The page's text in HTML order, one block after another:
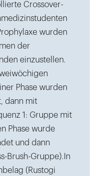
Crossover-
wurden
der
einzustellen.
Phase wurden
dann mit
1: Gruppe mit
Phase wurde
und dann
Brush-Gruppe).In
(Rustogi